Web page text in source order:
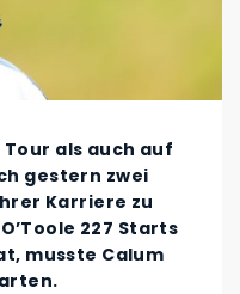
als auch auf
gestern zwei
Karriere zu
227 Starts
musste Calum